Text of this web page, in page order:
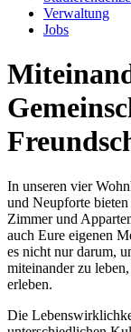
Verwaltung
Jobs
In unseren vier
und Neupforte
Zimmer und
auch Eure eigenen
es nicht nur darum,
miteinander zu
erleben.
Die